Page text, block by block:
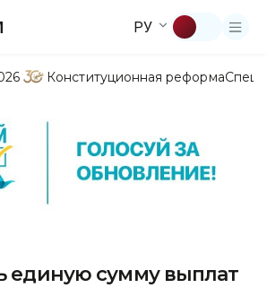
РУ
Конституционная реформа
единую сумму выплат